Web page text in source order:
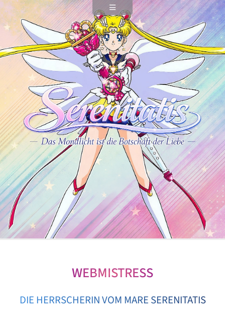
WEBMISTRESS
DIE HERRSCHERIN VOM MARE SERENITATIS